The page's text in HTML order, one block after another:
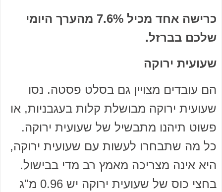
כרישה אחד מכיל 7.6% מהערך היומי
שלכם בברזל.
שעועית ירוקה
הם עובדים מצויין גם בסלט פסטה. נסו
שעועית ירוקה מבושלת קלות בעגבניות, או
פשוט תיהנו מתבשיל של שעועית ירוקה.
כל מה שתבחרו לעשות עם שעועית ירוקה,
היא אינה מצריכה מאמץ רב מדי בבישול.
בחצי כוס של שעועית ירוקה יש 0.96 מ"ג